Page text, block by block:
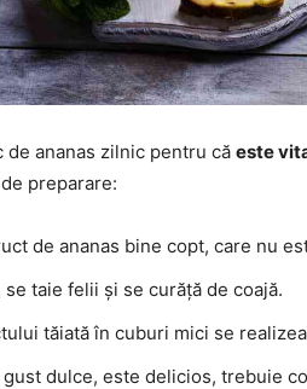
de ananas zilnic pentru că este
preparare:
de ananas bine copt, care nu
se taie felii și se curăță de coajă.
tăiată în cuburi mici se
gust dulce, este delicios, trebuie